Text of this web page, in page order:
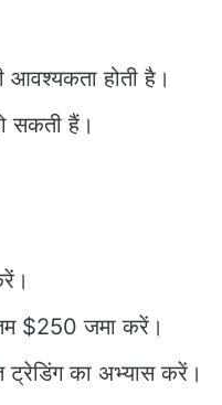
आवश्यकता होती है।
सकती हैं।
$250 जमा करें।
ट्रेडिंग का अभ्यास करें।